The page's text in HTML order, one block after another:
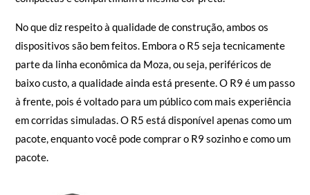
compactas e compartilham a mesma cor preta.
No que diz respeito à qualidade de construção, ambos os
dispositivos são bem feitos. Embora o R5 seja tecnicamente
parte da linha econômica da Moza, ou seja, periféricos de
baixo custo, a qualidade ainda está presente. O R9 é um passo
à frente, pois é voltado para um público com mais experiência
em corridas simuladas. O R5 está disponível apenas como um